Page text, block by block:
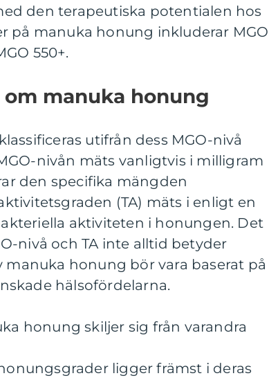
den terapeutiska potentialen hos
på manuka honung inkluderar MGO
550+.
manuka honung
utifrån dess MGO-nivå
nivån mäts vanligtvis i milligram
den specifika mängden
(TA) mäts i enligt en
aktiviteten i honungen. Det
nivå och TA inte alltid betyder
manuka honung bör vara baserat på
hälsofördelarna.
honung skiljer sig från varandra
ligger främst i deras